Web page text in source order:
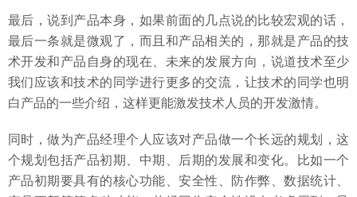
最后，说到产品本身，如果前面的几点说的比较宏观的话，
最后一条就是微观了，而且和产品相关的，那就是产品的技
术开发和产品自身的现在、未来的发展方向，说道技术至少
我们应该和技术的同学进行更多的交流，让技术的同学也明
白产品的一些介绍，这样更能激发技术人员的开发激情。
同时，做为产品经理个人应该对产品做一个长远的规划，这
个规划包括产品初期、中期、后期的发展和变化。比如一个
产品初期要具有的核心功能、安全性、防作弊、数据统计、